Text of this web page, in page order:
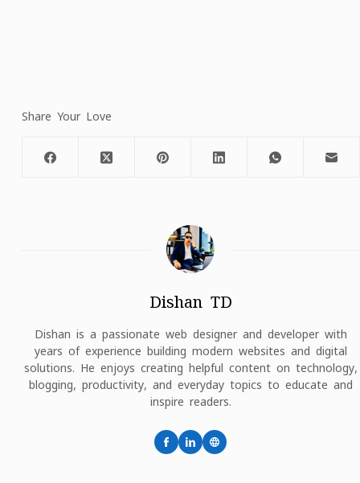
Share Your Love
Dishan TD
Dishan is a passionate web designer and developer with
years of experience building modern websites and digital
solutions. He enjoys creating helpful content on technology,
blogging, productivity, and everyday topics to educate and
inspire readers.